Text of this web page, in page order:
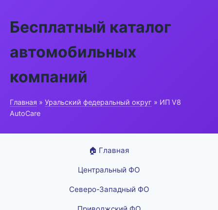
Бесплатный каталог
автомобильных
компаний
Главная » Уральский федеральный округ » ИП V8
AutoCare
🏠 Главная
Центральный ФО
Северо-Западный ФО